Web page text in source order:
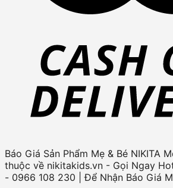
Báo Giá Sản Phẩm Mẹ & Bé NIKITA
thuộc về nikitakids.vn - Gọi Ngay
- 0966 108 230 | Để Nhận Báo Giá